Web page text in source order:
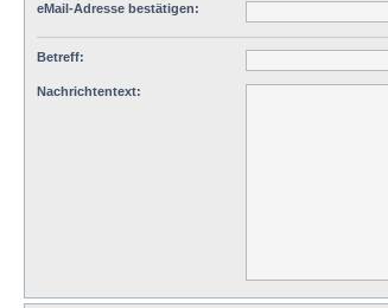
eMail-Adresse bestätigen:
Betreff:
Nachrichtentext: